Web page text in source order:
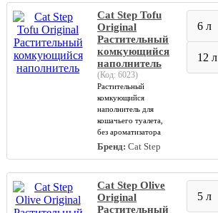
Cat Step Tofu
Original
Растительный
комкующийся
наполнитель
(Код: 6023)
Растительный
комкующийся
наполнитель для
кошачьего туалета,
без ароматизатора
Бренд: Cat Step
6 л
12 л
Cat Step Olive
Original
Растительный
5 л